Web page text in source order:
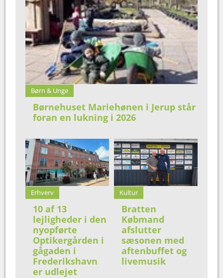
Børn & Unge
Børnehuset Mariehønen i Jerup står
foran en lukning i 2026
Erhverv
10 af 13
lejligheder i den
nyopførte
Optikergården i
gågaden i
Frederikshavn
er udlejet
Kultur
Bratten
Købmand
afslutter
sæsonen med
aftenbuffet og
livemusik